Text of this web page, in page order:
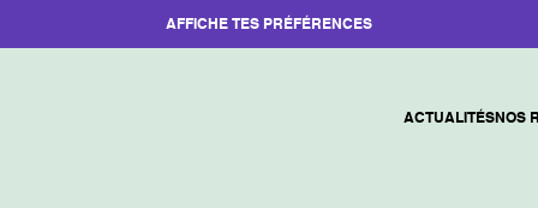
AFFICHE TES PRÉFÉRENCES
ACTUALITÉSNOS